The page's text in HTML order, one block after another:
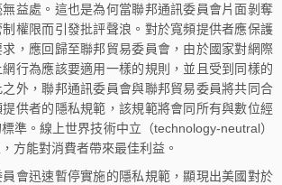
益處。這也是為何當聯邦通訊委員會片面剝奪
權限而引發批評聲浪。對於寬頻提供者應保護
，應回歸至聯邦貿易委員會，由於國家對網際
行為應該要適用一樣的規則，並且受到同樣的
外，聯邦通訊委員會與聯邦貿易委員將共同合
供者的隱私規範，該規範將會同所有與數位經
準。線上世界技術中立（technology-neutral）
方能對消費者帶來最佳利益。
迅速暫停實施的隱私規範，顯現出美國對於